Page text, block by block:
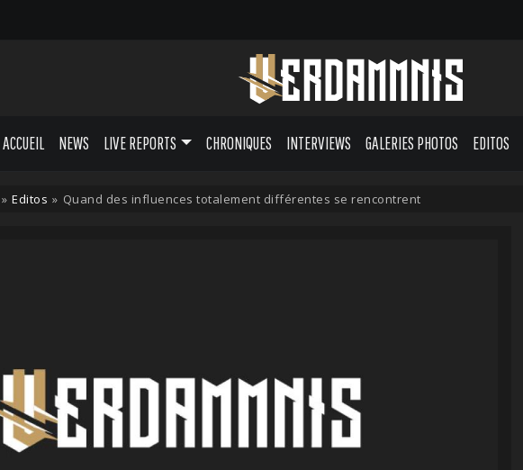
ACCUEIL NEWS LIVE REPORTS CHRONIQUES INTERVIEWS GALERIES PHOTOS EDITOS
» Editos » Quand des influences totalement différentes se rencontrent